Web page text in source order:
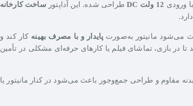
ورودی 12 ولت DC طراحی شده. این آداپتور ساخت کارخانه
پایدار و با مصرف بهینه کار کند و
ولتاژ جلوگیری می‌کند تا در بازی، تماشای فیلم یا کارهای حرفه‌ای مشکلی در تأمین
مقاوم و طراحی جمع‌وجور باعث می‌شود در کنار مانیتور یا